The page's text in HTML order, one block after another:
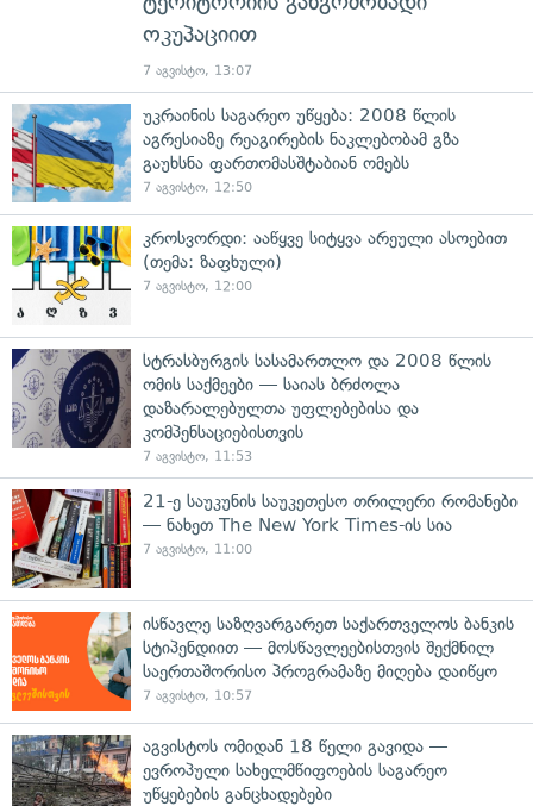
ოკუპაციით
7 აგვისტო, 13:07
უკრაინის საგარეო უწყება: 2008 წლის
აგრესიაზე რეაგირების ნაკლებობამ გზა
გაუხსნა ფართომასშტაბიან ომებს
7 აგვისტო, 12:50
კროსვორდი: ააწყვე სიტყვა არეული ასოებით
(თემა: ზაფხული)
7 აგვისტო, 12:00
სტრასბურგის სასამართლო და 2008 წლის
ომის საქმეები — საიას ბრძოლა
დაზარალებულთა უფლებებისა და
კომპენსაციებისთვის
7 აგვისტო, 11:53
21-ე საუკუნის საუკეთესო თრილერი რომანები
— ნახეთ The New York Times-ის სია
7 აგვისტო, 11:00
ისწავლე საზღვარგარეთ საქართველოს ბანკის
სტიპენდიით — მოსწავლეებისთვის შექმნილ
საერთაშორისო პროგრამაზე მიღება დაიწყო
7 აგვისტო, 10:57
აგვისტოს ომიდან 18 წელი გავიდა —
ევროპული სახელმწიფოების საგარეო
უწყებების განცხადებები